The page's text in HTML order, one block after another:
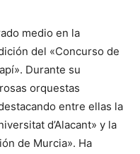
medio en la
del «Concurso de
Durante su
orquestas
entre ellas la
d’Alacant» y la
de Murcia». Ha